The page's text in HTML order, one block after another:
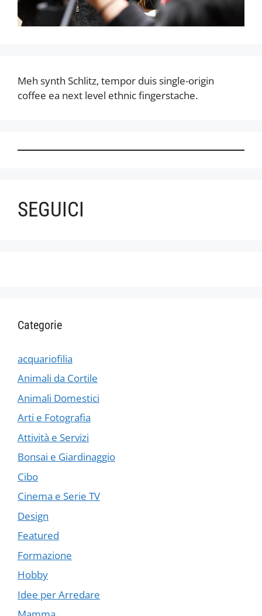
Meh synth Schlitz, tempor duis single-origin
coffee ea next level ethnic fingerstache.
SEGUICI
Categorie
acquariofilia
Animali da Cortile
Animali Domestici
Arti e Fotografia
Attività e Servizi
Bonsai e Giardinaggio
Cibo
Cinema e Serie TV
Design
Featured
Formazione
Hobby
Idee per Arredare